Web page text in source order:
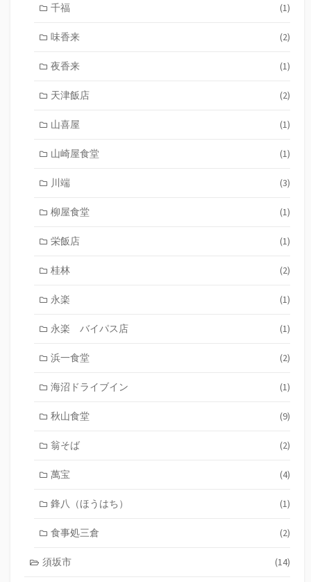
千福 (1)
味香来 (2)
夜香来 (1)
天津飯店 (2)
山喜屋 (1)
山崎屋食堂 (1)
川端 (3)
柳屋食堂 (1)
栄飯店 (1)
桂林 (2)
永楽 (1)
永楽 バイパス店 (1)
浜一食堂 (2)
海沼ドライブイン (1)
秋山食堂 (9)
翁そば (2)
萬宝 (4)
鋒八（ほうはち） (1)
食事処三倉 (2)
須坂市 (14)